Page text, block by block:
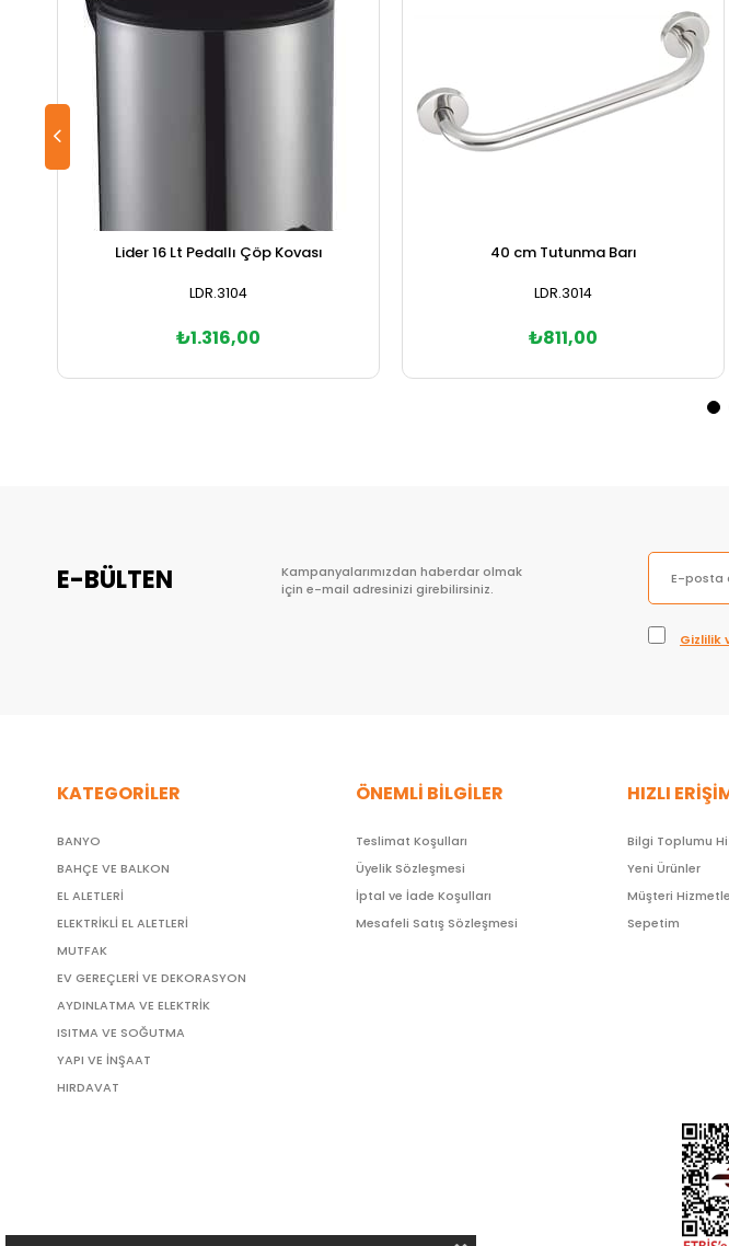
Lider 16 Lt Pedallı Çöp Kovası
LDR.3104
₺1.316,00
40 cm Tutunma Barı
LDR.3014
₺811,00
E-BÜLTEN
Kampanyalarımızdan haberdar olmak
için e-mail adresinizi girebilirsiniz.
Gizlilik
KATEGORİLER
BANYO
BAHÇE VE BALKON
EL ALETLERİ
ELEKTRİKLİ EL ALETLERİ
MUTFAK
EV GEREÇLERİ VE DEKORASYON
AYDINLATMA VE ELEKTRİK
ISITMA VE SOĞUTMA
YAPI VE İNŞAAT
HIRDAVAT
ÖNEMLİ BİLGİLER
Teslimat Koşulları
Üyelik Sözleşmesi
İptal ve İade Koşulları
Mesafeli Satış Sözleşmesi
HIZLI
Bilgi Toplumu
Yeni Ürünler
Müşteri
Sepetim